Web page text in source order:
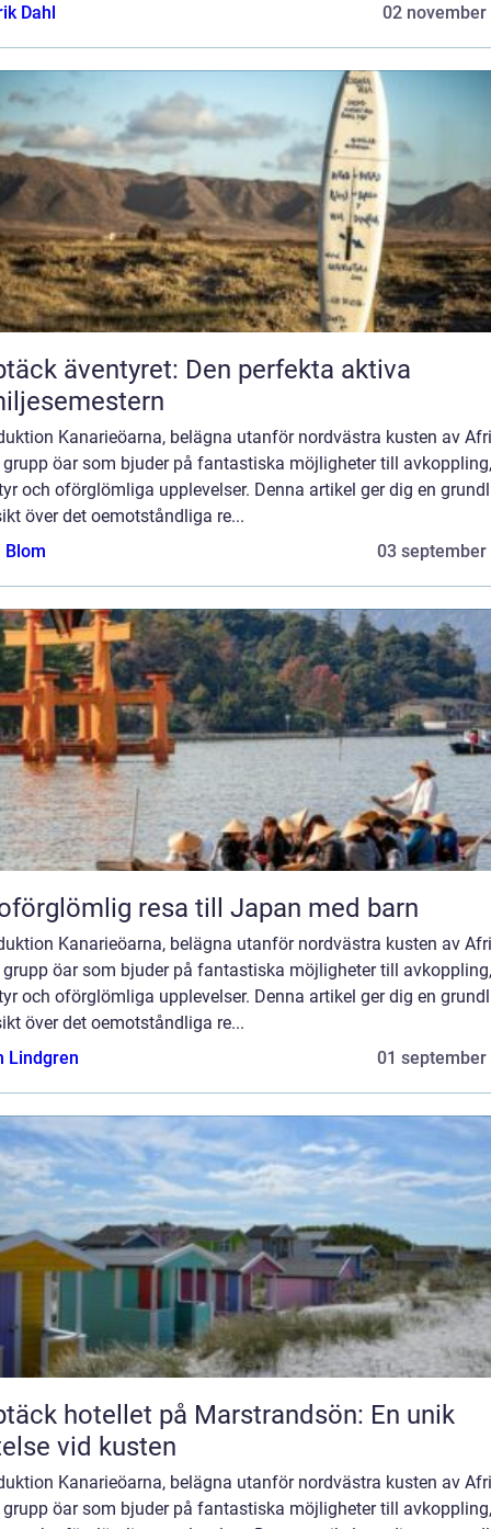
Dahl
02 november
äventyret: Den perfekta aktiva
Kanarieöarna, belägna utanför nordvästra kusten av
grupp öar som bjuder på fantastiska möjligheter till avkoppling,
och oförglömliga upplevelser. Denna artikel ger dig en
över det oemotståndliga re...
Blom
03 september
resa till Japan med barn
Kanarieöarna, belägna utanför nordvästra kusten av
grupp öar som bjuder på fantastiska möjligheter till avkoppling,
och oförglömliga upplevelser. Denna artikel ger dig en
över det oemotståndliga re...
Lindgren
01 september
hotellet på Marstrandsön: En unik
vid kusten
Kanarieöarna, belägna utanför nordvästra kusten av
grupp öar som bjuder på fantastiska möjligheter till avkoppling,